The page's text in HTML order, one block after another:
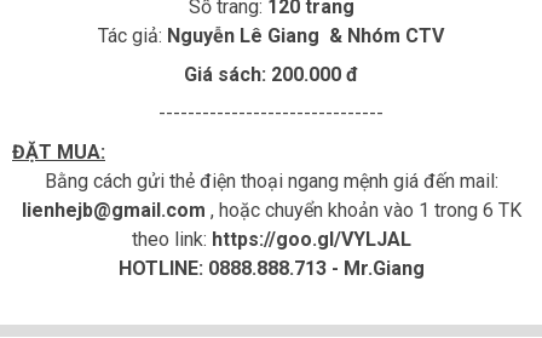
Số trang: 120 trang
Tác giả: Nguyễn Lê Giang & Nhóm CTV
Giá sách: 200.000 đ
-------------------------------
ĐẶT MUA:
Bằng cách gửi thẻ điện thoại ngang mệnh giá đến mail:
lienhejb@gmail.com , hoặc chuyển khoản vào 1 trong 6 TK
theo link: https://goo.gl/VYLJAL
HOTLINE: 0888.888.713 - Mr.Giang